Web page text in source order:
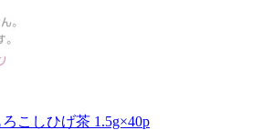
こしひげ茶 1.5g×40p